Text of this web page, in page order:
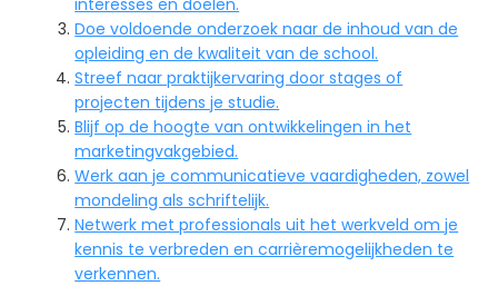
Doe voldoende onderzoek naar de inhoud van de
opleiding en de kwaliteit van de school.
Streef naar praktijkervaring door stages of
projecten tijdens je studie.
Blijf op de hoogte van ontwikkelingen in het
marketingvakgebied.
Werk aan je communicatieve vaardigheden, zowel
mondeling als schriftelijk.
Netwerk met professionals uit het werkveld om je
kennis te verbreden en carrièremogelijkheden te
verkennen.